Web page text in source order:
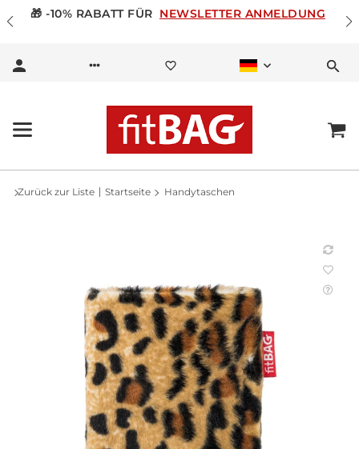
🎁 -10% RABATT FÜR NEWSLETTER ANMELDUNG
Zurück zur Liste Startseite Handytaschen